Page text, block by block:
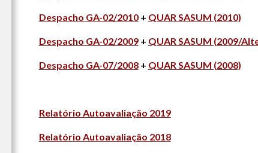
Despacho GA-02/2010+ QUAR SASUM (2010)
Despacho GA-02/2009+ QUAR SASUM (2009/
Despacho GA-07/2008+ QUAR SASUM (2008)
Relatório Autoavaliação 2019
Relatório Autoavaliação 2018